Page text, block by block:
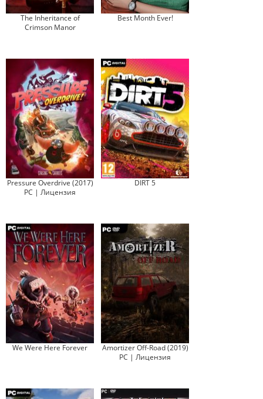
The Inheritance of
Crimson Manor
Best Month Ever!
Pressure Overdrive (2017)
PC | Лицензия
DIRT 5
We Were Here Forever
Amortizer Off-Road (2019)
PC | Лицензия